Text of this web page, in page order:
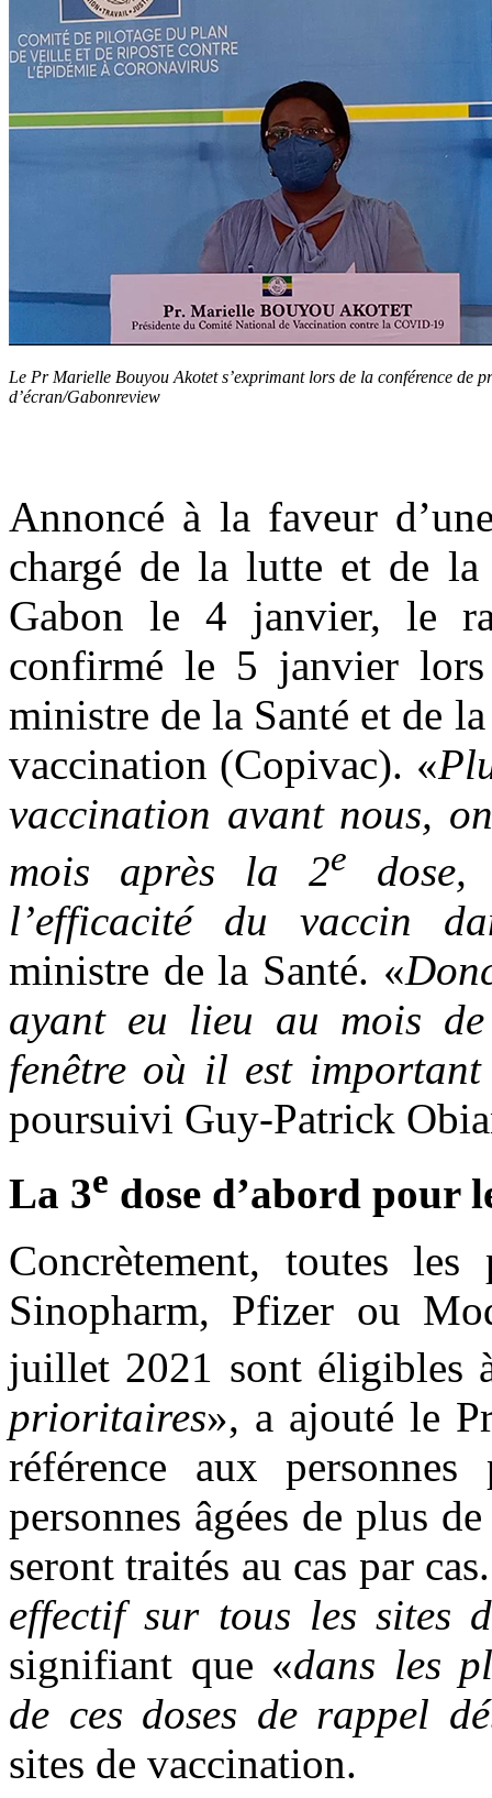
Le Pr Marielle Bouyou Akotet s’exprimant lors de la conférence de
d’écran/Gabonreview
Annoncé à la faveur
chargé de la lutte et de
Gabon le 4 janvier, le
confirmé le 5 janvier lors
ministre de la Santé et de
vaccination (Copivac). «
vaccination avant nous,
mois après la 2e
l’efficacité du vaccin
ministre de la Santé. «
ayant eu lieu au mois de
fenêtre où il est
poursuivi Guy-Patrick
La 3e dose d’abord pour
Concrètement, toutes
Sinopharm, Pfizer ou
juillet 2021 sont éligibles
prioritaires», a ajouté le
référence aux
personnes âgées de plus
seront traités au cas par
effectif sur tous les sites
signifiant que «dans les
de ces doses de rappel
sites de vaccination.